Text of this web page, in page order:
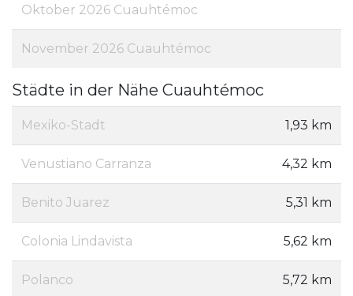
Oktober 2026 Cuauhtémoc
November 2026 Cuauhtémoc
Städte in der Nähe Cuauhtémoc
Mexiko-Stadt 1,93 km
Venustiano Carranza 4,32 km
Benito Juarez 5,31 km
Colonia Lindavista 5,62 km
Polanco 5,72 km